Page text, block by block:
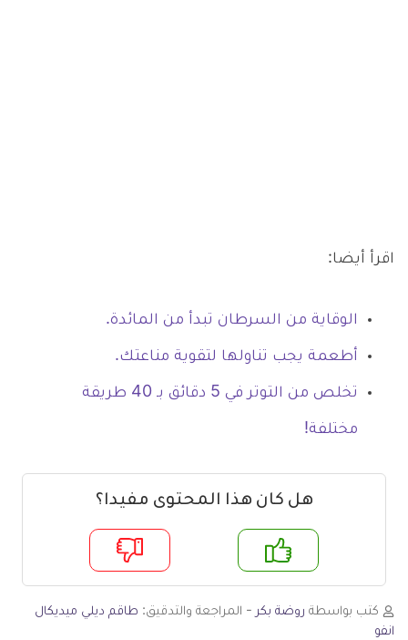
اقرأ أيضا:
الوقاية من السرطان تبدأ من المائدة.
أطعمة يجب تناولها لتقوية مناعتك.
تخلص من التوتر في 5 دقائق بـ 40 طريقة
مختلفة!
هل كان هذا المحتوى مفيدا؟
لا
كتب بواسطة روضة بكر - المراجعة والتدقيق: طاقم ديلي ميديكال
انفو